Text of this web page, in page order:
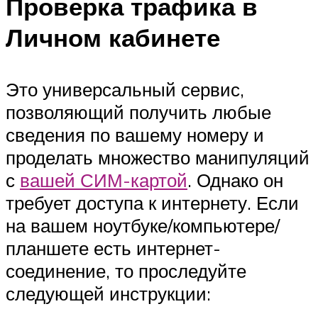
Проверка трафика в
Личном кабинете
Это универсальный сервис,
позволяющий получить любые
сведения по вашему номеру и
проделать множество манипуляций
с вашей СИМ-картой. Однако он
требует доступа к интернету. Если
на вашем ноутбуке/компьютере/
планшете есть интернет-
соединение, то проследуйте
следующей инструкции: